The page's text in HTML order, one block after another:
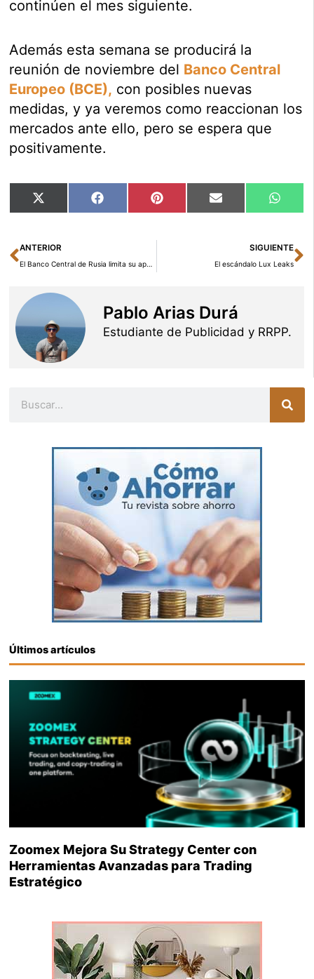
continúen el mes siguiente.
Además esta semana se producirá la
reunión de noviembre del Banco Central
Europeo (BCE), con posibles nuevas
medidas, y ya veremos como reaccionan los
mercados ante ello, pero se espera que
positivamente.
Compartir
en
X
(Twitter)
Compartir
en
Facebook Compartir
en
Pinterest Compartir
en
Email
en
Ant
ANTERIOR
El Banco Central de Rusia limita su apoyo al rublo
SIGUIENTE
El escándalo Lux Leaks
Pablo Arias Durá
Estudiante de Publicidad y RRPP.
Últimos artículos
Zoomex Mejora Su Strategy Center con
Herramientas Avanzadas para Trading
Estratégico